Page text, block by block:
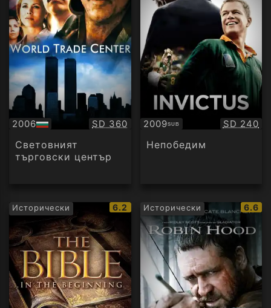
2006
БГ
аудио
Качество:
SD 360
Световният
търговски център
2009SUB
Субтитри SD 240
Непобедим
Исторически
IMDb
рейтинг:
6.2 Исторически
IMDb
6.6